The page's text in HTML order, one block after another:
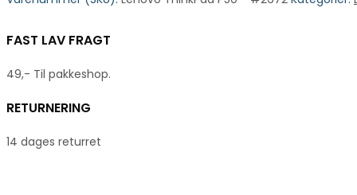
FAST LAV FRAGT
49,- Til pakkeshop.
RETURNERING
14 dages returret